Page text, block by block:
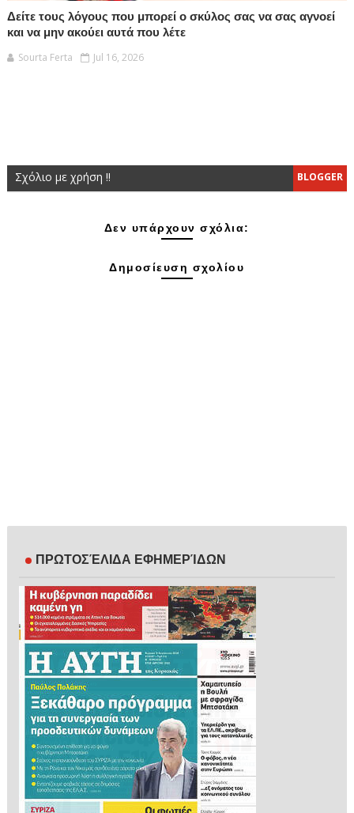
Δείτε τους λόγους που μπορεί ο σκύλος σας να σας αγνοεί
και να μην ακούει αυτά που λέτε
Sourta Ferta
Jul 16, 2026
BLOGGER
Σχόλιο με χρήση !!
Δεν υπάρχουν σχόλια:
Δημοσίευση σχολίου
ΠΡΩΤΟΣΈΛΙΔΑ ΕΦΗΜΕΡΊΔΩΝ